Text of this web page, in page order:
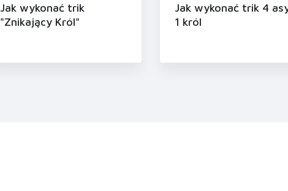
Jak wykonać trik
"Znikający Król"
Jak wykonać trik 4
1 król